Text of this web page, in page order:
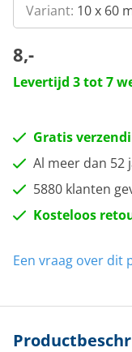
Variant: 10 x 60
8,-
Levertijd 3 tot 7
Gratis
Al meer dan 52
5880 klanten
Kosteloos
Een vraag over dit